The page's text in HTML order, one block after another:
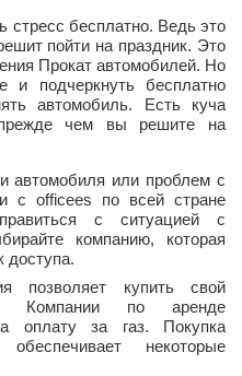
стресс бесплатно. Ведь это
пойти на праздник. Это
Прокат автомобилей. Но
и подчеркнуть бесплатно
автомобиль. Есть куча
чем вы решите на
автомобиля или проблем с
с officees по всей стране
с ситуацией с
компанию, которая
доступа.
позволяет купить свой
Компании по аренде
оплату за газ. Покупка
обеспечивает некоторые